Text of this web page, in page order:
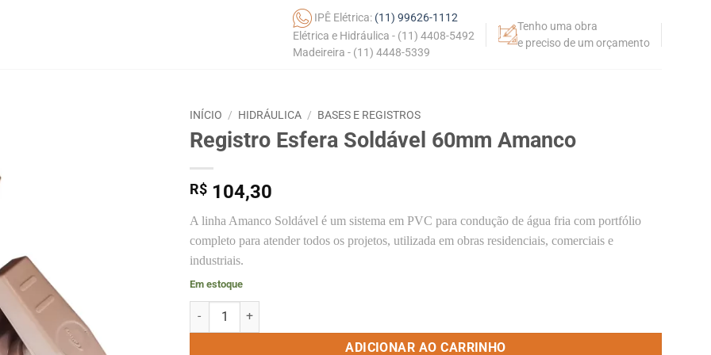
IPÊ Elétrica: (11) 99626-1112
Elétrica e Hidráulica - (11) 4408-5492
Madeireira - (11) 4448-5339
Tenho uma obra
e preciso de um orçamento
INÍCIO / HIDRÁULICA / BASES E REGISTROS
Registro Esfera Soldável 60mm Amanco
R$ 104,30
A linha Amanco Soldável é um sistema em PVC para condução de água fria com portfólio
completo para atender todos os projetos, utilizada em obras residenciais, comerciais e
industriais.
Em estoque
Registro Esfera Soldável 60mm Amanco quantidade
ADICIONAR AO CARRINHO